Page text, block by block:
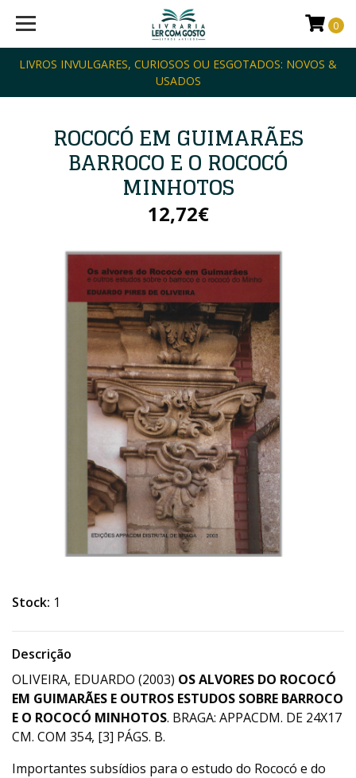
LIVROS INVULGARES, CURIOSOS OU ESGOTADOS: NOVOS &
USADOS
0
ROCOCÓ EM GUIMARÃES
BARROCO E O ROCOCÓ
MINHOTOS
12,72€
Stock: 1
Descrição
OLIVEIRA, EDUARDO (2003) OS ALVORES DO ROCOCÓ
EM GUIMARÃES E OUTROS ESTUDOS SOBRE BARROCO
E O ROCOCÓ MINHOTOS. BRAGA: APPACDM. DE 24X17
CM. COM 354, [3] PÁGS. B.
Importantes subsídios para o estudo do Rococó e do